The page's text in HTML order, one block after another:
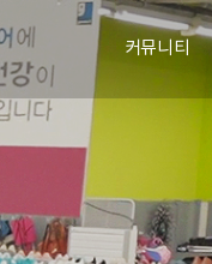
커뮤니티
언론보도